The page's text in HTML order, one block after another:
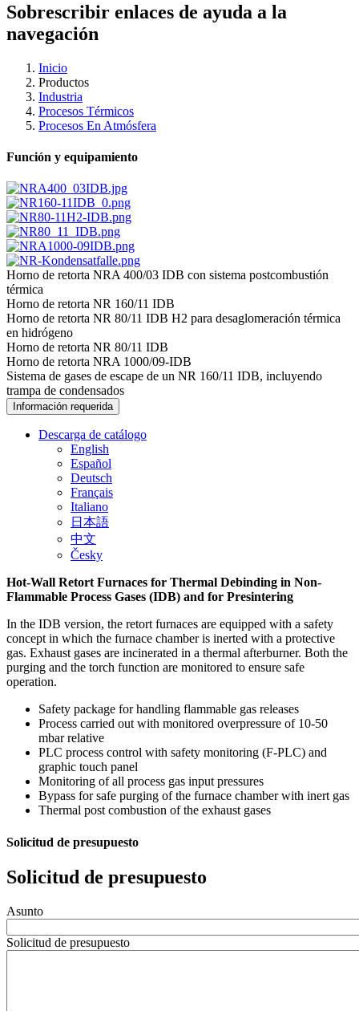
Sobrescribir enlaces de ayuda a la
navegación
Inicio
Productos
Industria
Procesos Térmicos
Procesos En Atmósfera
Función y equipamiento
Horno de retorta NRA 400/03 IDB con sistema postcombustión
térmica
Horno de retorta NR 160/11 IDB
Horno de retorta NR 80/11 IDB H2 para desaglomeración térmica
en hidrógeno
Horno de retorta NR 80/11 IDB
Horno de retorta NRA 1000/09-IDB
Sistema de gases de escape de un NR 160/11 IDB, incluyendo
trampa de condensados
Información requerida
Descarga de catálogo
English
Español
Deutsch
Français
Italiano
日本語
中文
Česky
Hot-Wall Retort Furnaces for Thermal Debinding in Non-
Flammable Process Gases (IDB) and for Presintering
In the IDB version, the retort furnaces are equipped with a safety
concept in which the furnace chamber is inerted with a protective
gas. Exhaust gases are incinerated in a thermal afterburner. Both the
purging and the torch function are monitored to ensure safe
operation.
Safety package for handling flammable gas releases
Process carried out with monitored overpressure of 10-50
mbar relative
PLC process control with safety monitoring (F-PLC) and
graphic touch panel
Monitoring of all process gas input pressures
Bypass for safe purging of the furnace chamber with inert gas
Thermal post combustion of the exhaust gases
Solicitud de presupuesto
Solicitud de presupuesto
Asunto
Solicitud de presupuesto